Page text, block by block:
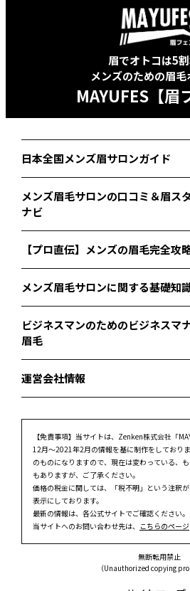
眉でオトコは5割
メンズのための眉
MAYUFES【眉
日本全国メンズ眉サロンガイド
メンズ眉毛サロンの口コミ＆眉ス
ナビ
【プロ直伝】メンズの眉毛完全攻
メンズ眉毛サロンに関する基礎知
ビジネスマンのためのビジネスマ
眉毛
運営会社情報
【免責事項】 当サイトは、Zenken株式会社「
12月～2021年2月の情報を基に制作をしており
のものになりますので、現在は変わっている、
もありますが、ご了承ください。
価格の税金に関しては、「税不明」という注釈
表示にしております。
最新の情報は、各公式サイトでご確認ください。
当サイトへのお問い合わせ先は、 こちらのページ
無断転用禁止
（Unauthorized copying